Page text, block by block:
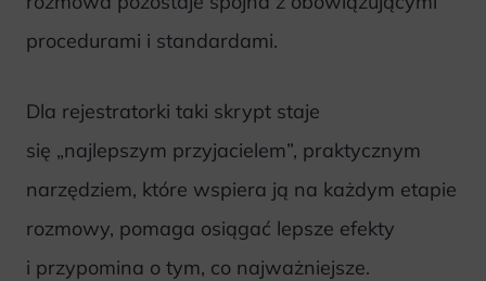
procedurami i standardami.
Dla rejestratorki taki skrypt staje
się „najlepszym przyjacielem”, praktycznym
narzędziem, które wspiera ją na każdym etapie
rozmowy, pomaga osiągać lepsze efekty
i przypomina o tym, co najważniejsze.